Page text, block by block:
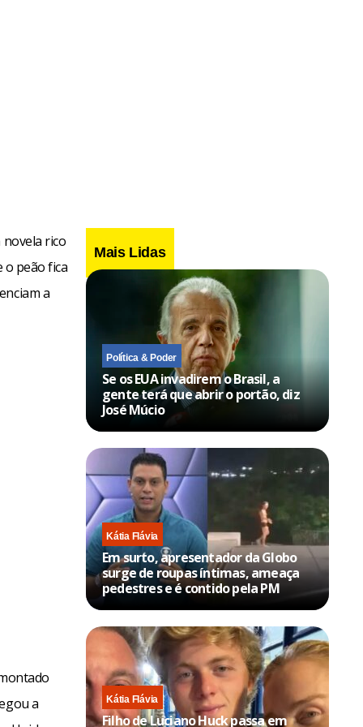
novela rico
o peão fica
a
a
Mais Lidas
Política & Poder
Se os EUA invadirem o Brasil, a
gente terá que abrir o portão, diz
José Múcio
Kátia Flávia
Em surto, apresentador da Globo
surge de roupas íntimas, ameaça
pedestres e é contido pela PM
Kátia Flávia
Filho de Luciano Huck passa em